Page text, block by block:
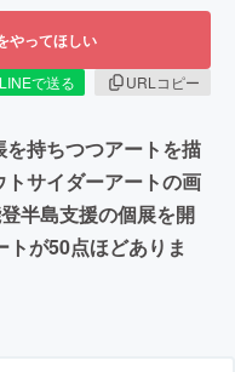
やってほしい
LINEで送る
URLコピー
持ちつつアートを描
サイダーアートの画
半島支援の個展を開
トが50点ほどありま